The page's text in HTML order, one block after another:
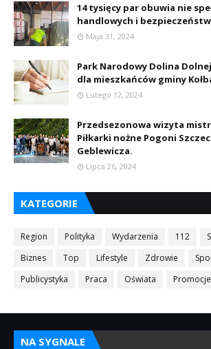
14 tysięcy par obuwia nie
handlowych i
Maja 31, 2024
Park Narodowy Dolina
dla mieszkańców gminy
Lutego 12, 2024
Przedsezonowa wizyta
Piłkarki nożne Pogoni
Geblewicza.
Lipca 26, 2024
KATEGORIE
Region Polityka Wydarzenia 112
Biznes
Top Lifestyle Zdrowie
Publicystyka
Praca Oświata Promocje
NA SYGNALE